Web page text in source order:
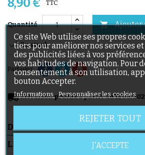
8,90 € TTC
Quantité  Ajouter
En stock
Partager
local_shippingLivraison prévue à partir du 11/08/
DESCRIPTION
LIVRAISON
Ce site Web utilise ses propres
tiers pour améliorer nos services
des publicités liées à vos
vos habitudes de navigation. Pour
consentement à son utilisation,
bouton Accepter.
Informations Personnaliser les cookies
REJETER TOUT
J'ACCEPTE